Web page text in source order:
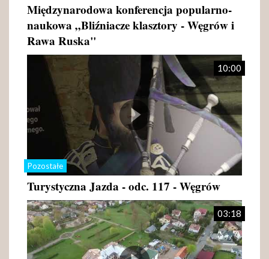
Międzynarodowa konferencja popularno-
naukowa „Bliźniacze klasztory - Węgrów i
Rawa Ruska"
Pozostałe
10:00
Turystyczna Jazda - odc. 117 - Węgrów
03:18